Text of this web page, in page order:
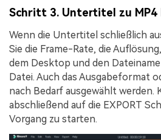
Schritt 3. Untertitel zu MP4
Wenn die Untertitel schließlich
Sie die Frame-Rate, die
dem Desktop und den
Datei. Auch das Ausgabeformat
nach Bedarf ausgewählt werden.
abschließend auf die EXPORT
Vorgang zu starten.